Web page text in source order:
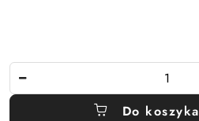
Do koszyka